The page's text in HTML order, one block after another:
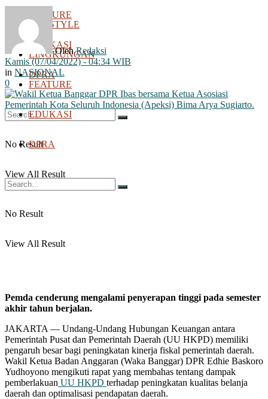
FEATURE
EDUKASI
DPRA
No Result
View All Result
LIFESTYLE
LINGKUNGAN
FEATURE
EDUKASI
DPRA
No Result
View All Result
Oleh Redaksi
Kamis (07/04/2022) - 04:34 WIB
in NASIONAL
0
Pemda cenderung mengalami penyerapan tinggi pada semester
akhir tahun berjalan.
JAKARTA — Undang-Undang Hubungan Keuangan antara
Pemerintah Pusat dan Pemerintah Daerah (UU HKPD) memiliki
pengaruh besar bagi peningkatan kinerja fiskal pemerintah daerah.
Wakil Ketua Badan Anggaran (Waka Banggar) DPR Edhie Baskoro
Yudhoyono mengikuti rapat yang membahas tentang dampak
pemberlakuan UU HKPD terhadap peningkatan kualitas belanja
daerah dan optimalisasi pendapatan daerah.